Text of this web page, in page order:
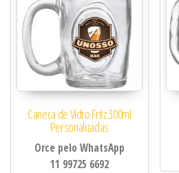
Caneca de Vidro Fritz 300ml
Personalizadas
Orce pelo WhatsApp
11 99725 6692